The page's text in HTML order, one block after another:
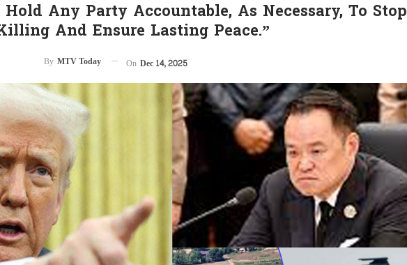
Any Party Accountable, As Necessary, To Stop
And Ensure Lasting Peace.”
By MTV Today On Dec 14, 2025